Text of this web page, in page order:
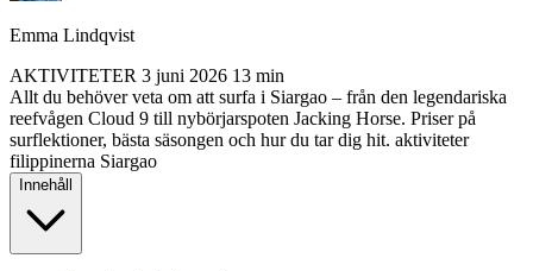
Emma Lindqvist
AKTIVITETER 3 juni 2026 13 min
Allt du behöver veta om att surfa i Siargao – från den legendariska
reefvågen Cloud 9 till nybörjarspoten Jacking Horse. Priser på
surflektioner, bästa säsongen och hur du tar dig hit. aktiviteter
filippinerna Siargao
Innehåll